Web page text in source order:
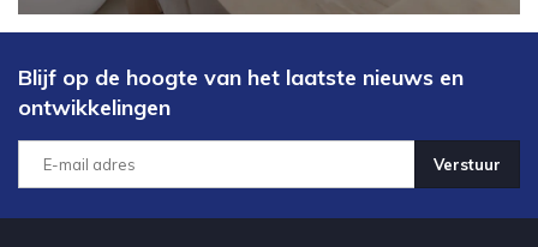
Blijf op de hoogte van het laatste nieuws en
ontwikkelingen
Verstuur